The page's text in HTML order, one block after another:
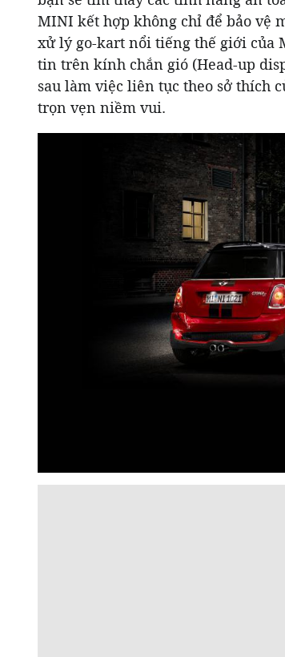
MINI kết hợp không chỉ để bảo vệ
xử lý go-kart nổi tiếng thế giới của
tin trên kính chắn gió (Head-up
sau làm việc liên tục theo sở thích
trọn vẹn niềm vui.